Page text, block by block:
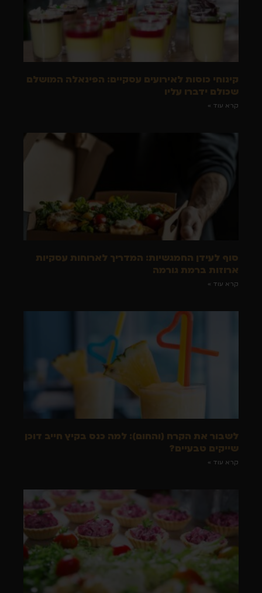
קינוחי כוסות לאירועים עסקיים: הפינאלה המושלם
שכולם ידברו עליו
קרא עוד »
סוף לעידן החמגשיות: המדריך לארוחות עסקיות
ארוזות ברמת גורמה
קרא עוד »
לשבור את הקרח (והחום): למה כנס בקיץ חייב דוכן
שייקים טבעיים?
קרא עוד »